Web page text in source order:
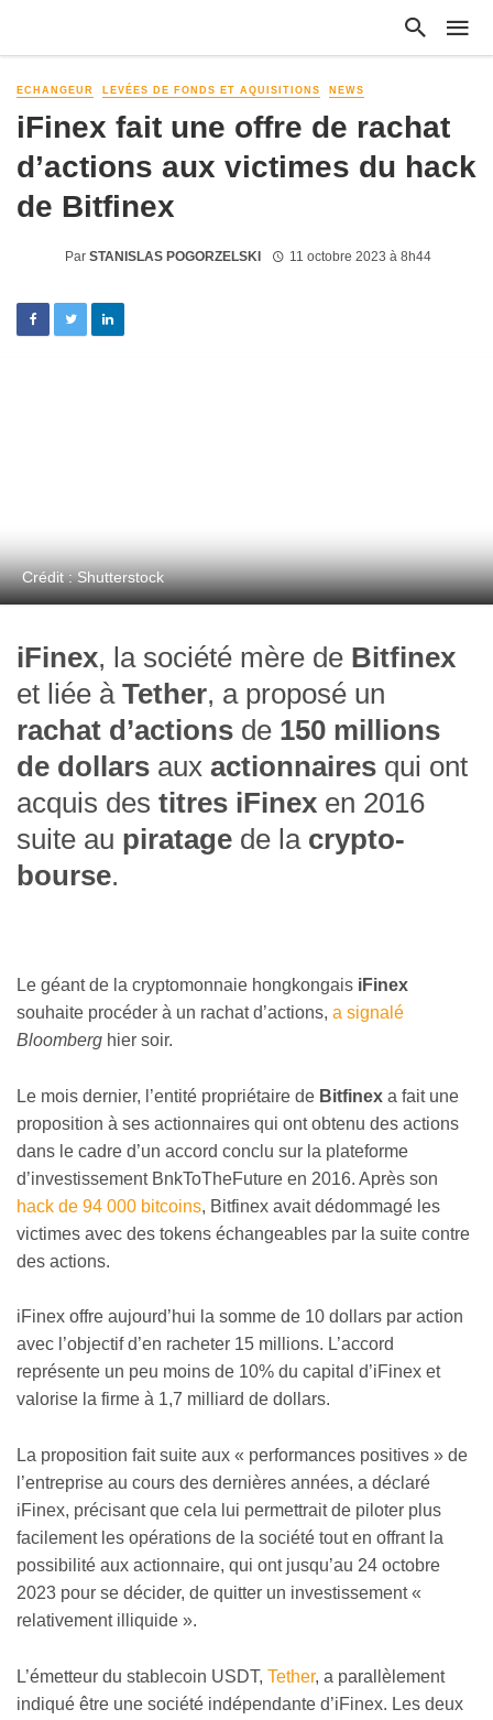
ECHANGEUR LEVÉES DE FONDS ET AQUISITIONS NEWS
iFinex fait une offre de rachat
d’actions aux victimes du hack
de Bitfinex
Par STANISLAS POGORZELSKI 11 octobre 2023 à 8h44
Crédit : Shutterstock
iFinex, la société mère de Bitfinex
et liée à Tether, a proposé un
rachat d’actions de 150 millions
de dollars aux actionnaires qui ont
acquis des titres iFinex en 2016
suite au piratage de lacrypto-
bourse.
Le géant de la cryptomonnaie hongkongais iFinex
souhaite procéder à un rachat d’actions, a signalé
Bloomberg hier soir.
Le mois dernier, l’entité propriétaire de Bitfinex a fait une
proposition à ses actionnaires qui ont obtenu des actions
dans le cadre d’un accord conclu sur la plateforme
d’investissement BnkToTheFuture en 2016. Après son
hack de 94 000 bitcoins, Bitfinex avait dédommagé les
victimes avec des tokens échangeables par la suite contre
des actions.
iFinex offre aujourd’hui la somme de 10 dollars par action
avec l’objectif d’en racheter 15 millions. L’accord
représente un peu moins de 10% du capital d’iFinex et
valorise la firme à 1,7 milliard de dollars.
La proposition fait suite aux « performances positives » de
l’entreprise au cours des dernières années, a déclaré
iFinex, précisant que cela lui permettrait de piloter plus
facilement les opérations de la société tout en offrant la
possibilité aux actionnaire, qui ont jusqu’au 24 octobre
2023 pour se décider, de quitter un investissement «
relativement illiquide ».
L’émetteur du stablecoin USDT, Tether, a parallèlement
indiqué être une société indépendante d’iFinex. Les deux